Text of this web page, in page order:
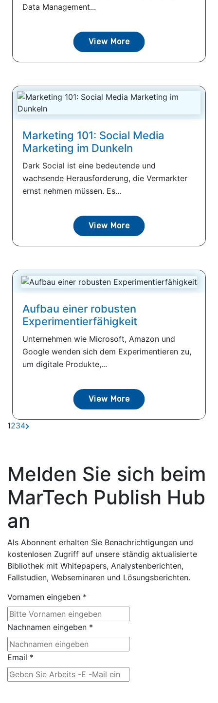
Data Management...
View More
Marketing 101: Social Media
Marketing im Dunkeln
Dark Social ist eine bedeutende und
wachsende Herausforderung, die Vermarkter
ernst nehmen müssen. Es...
View More
Aufbau einer robusten
Experimentierfähigkeit
Unternehmen wie Microsoft, Amazon und
Google wenden sich dem Experimentieren zu,
um digitale Produkte,...
View More
1234
Melden Sie sich beim
MarTech Publish Hub
an
Als Abonnent erhalten Sie Benachrichtigungen und
kostenlosen Zugriff auf unsere ständig aktualisierte
Bibliothek mit Whitepapers, Analystenberichten,
Fallstudien, Webseminaren und Lösungsberichten.
Vornamen eingeben *
Nachnamen eingeben *
Email *